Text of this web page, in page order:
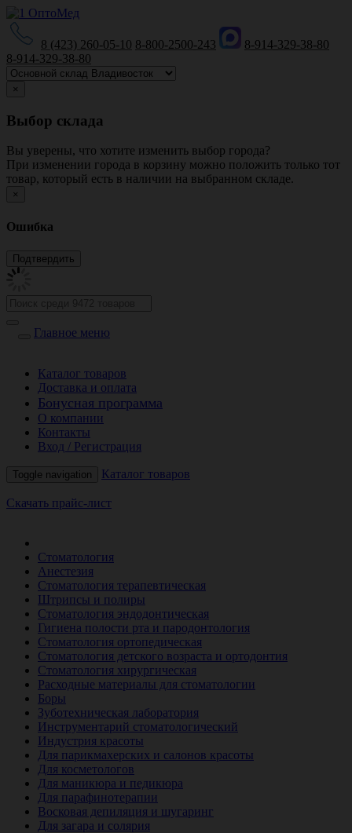
8 (423) 260-05-10 8-800-2500-243
8-914-329-38-80
8-914-329-38-80
×
Выбор склада
Вы уверены, что хотите изменить выбор города?
При изменении города в корзину можно положить только тот
товар, который есть в наличии на выбранном складе.
×
Ошибка
Главное меню
Каталог товаров
Доставка и оплата
Бонусная программа
О компании
Контакты
Вход / Регистрация
Toggle navigation Каталог товаров
Скачать прайс-лист
Стоматология
Анестезия
Стоматология терапевтическая
Штрипсы и полиры
Стоматология эндодонтическая
Гигиена полости рта и пародонтология
Стоматология ортопедическая
Стоматология детского возраста и ортодонтия
Стоматология хирургическая
Расходные материалы для стоматологии
Боры
Зуботехническая лаборатория
Инструментарий стоматологический
Индустрия красоты
Для парикмахерских и салонов красоты
Для косметологов
Для маникюра и педикюра
Для парафинотерапии
Восковая депиляция и шугаринг
Для загара и солярия